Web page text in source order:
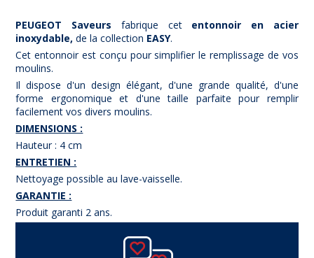
PEUGEOT Saveurs fabrique cet
entonnoir en acier
inoxydable,de la collection EASY.
Cet entonnoir est conçu pour simplifier le remplissage de vos
moulins.
Il dispose d'un design élégant, d'une grande qualité, d'une
forme ergonomique et d'une taille parfaite pour remplir
facilement vos divers moulins.
DIMENSIONS :
Hauteur : 4 cm
ENTRETIEN :
Nettoyage possible au lave-vaisselle.
GARANTIE :
Produit garanti 2 ans.